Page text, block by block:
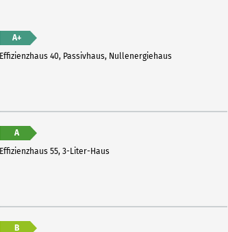
A+
Effizienzhaus 40, Passivhaus, Nullenergiehaus
A
Effizienzhaus 55, 3-Liter-Haus
B